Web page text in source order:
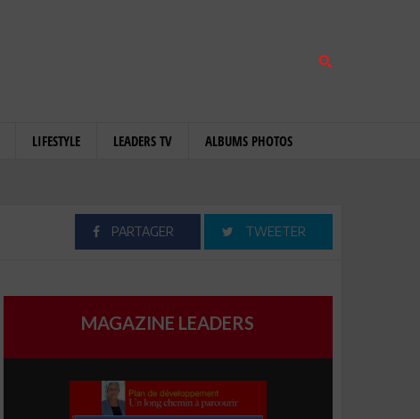
LIFESTYLE LEADERS TV ALBUMS PHOTOS
PARTAGER TWEETER
MAGAZINE LEADERS